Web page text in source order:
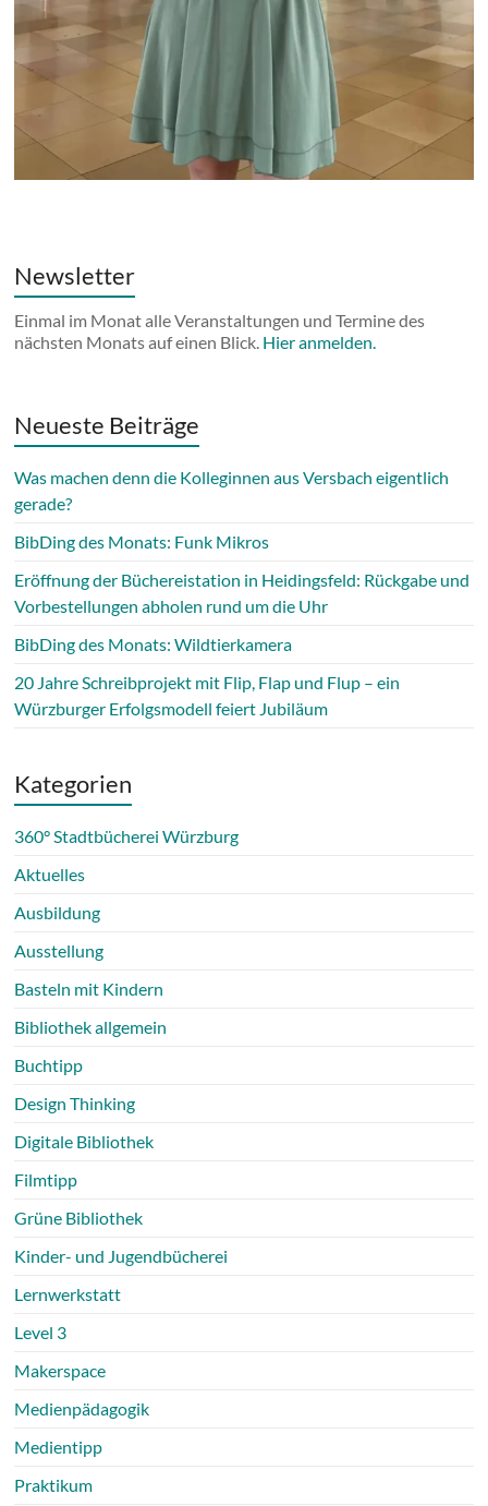
Newsletter
Einmal im Monat alle Veranstaltungen und Termine des
nächsten Monats auf einen Blick. Hier anmelden.
Neueste Beiträge
Was machen denn die Kolleginnen aus Versbach eigentlich
gerade?
BibDing des Monats: Funk Mikros
Eröffnung der Büchereistation in Heidingsfeld: Rückgabe und
Vorbestellungen abholen rund um die Uhr
BibDing des Monats: Wildtierkamera
20 Jahre Schreibprojekt mit Flip, Flap und Flup – ein
Würzburger Erfolgsmodell feiert Jubiläum
Kategorien
360° Stadtbücherei Würzburg
Aktuelles
Ausbildung
Ausstellung
Basteln mit Kindern
Bibliothek allgemein
Buchtipp
Design Thinking
Digitale Bibliothek
Filmtipp
Grüne Bibliothek
Kinder- und Jugendbücherei
Lernwerkstatt
Level 3
Makerspace
Medienpädagogik
Medientipp
Praktikum